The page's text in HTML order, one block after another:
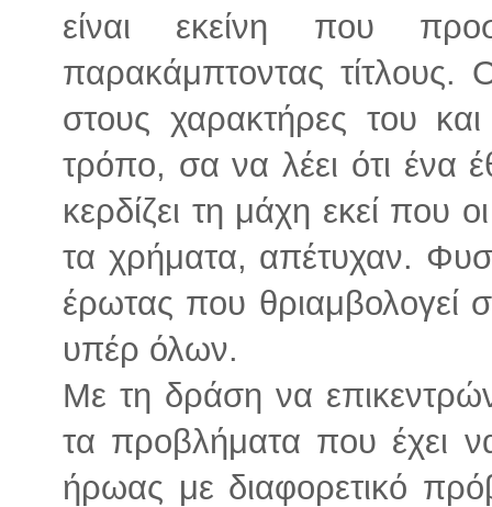
είναι εκείνη που
παρακάμπτοντας
στους χαρακτήρες του
τρόπο, σα να λέει ότι ένα
κερδίζει τη μάχη εκεί που
τα χρήματα, απέτυχαν.
έρωτας που θριαμβολογεί
υπέρ όλων.
Με τη δράση να
τα προβλήματα που έχει
ήρωας με διαφορετικό